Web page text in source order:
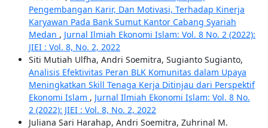
Pengembangan Karir, Dan Motivasi, Terhadap Kinerja
Karyawan Pada Bank Sumut Kantor Cabang Syariah
Medan , Jurnal Ilmiah Ekonomi Islam: Vol. 8 No. 2 (2022):
JIEI : Vol. 8, No. 2, 2022
Siti Mutiah Ulfha, Andri Soemitra, Sugianto Sugianto,
Analisis Efektivitas Peran BLK Komunitas dalam Upaya
Meningkatkan Skill Tenaga Kerja Ditinjau dari Perspektif
Ekonomi Islam , Jurnal Ilmiah Ekonomi Islam: Vol. 8 No.
2 (2022): JIEI : Vol. 8, No. 2, 2022
Juliana Sari Harahap, Andri Soemitra, Zuhrinal M.